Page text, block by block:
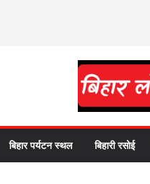
बिहार पर्यटन स्थल बिहारी रसोई